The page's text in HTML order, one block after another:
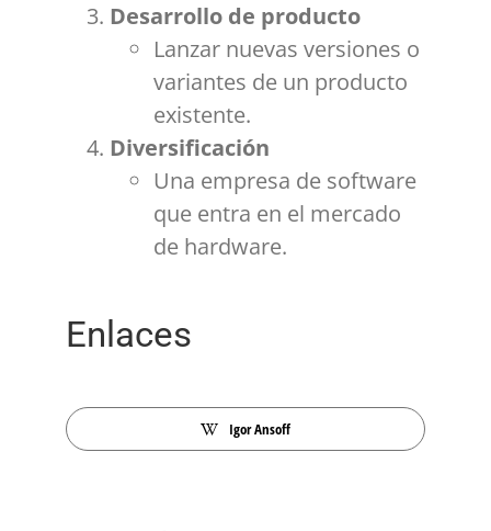
Desarrollo de producto
Lanzar nuevas versiones o
variantes de un producto
existente.
Diversificación
Una empresa de software
que entra en el mercado
de hardware.
Enlaces
Igor Ansoff